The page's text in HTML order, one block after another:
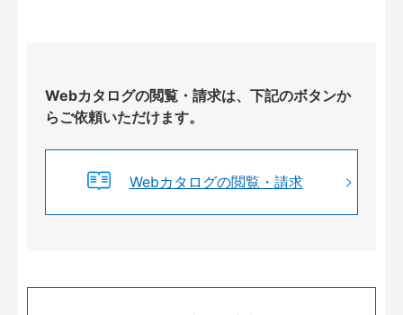
Webカタログの閲覧・請求は、下記のボタンか
らご依頼いただけます。
Webカタログの閲覧・請求